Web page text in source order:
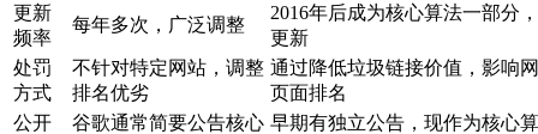
更新
频率
每年多次，广泛调整
2016年后成为核心算法一部分
更新
处罚
方式
不针对特定网站，调整
排名优劣
通过降低垃圾链接价值，影响
页面排名
公开
谷歌通常简要公告核心 早期有独立公告，现作为核心